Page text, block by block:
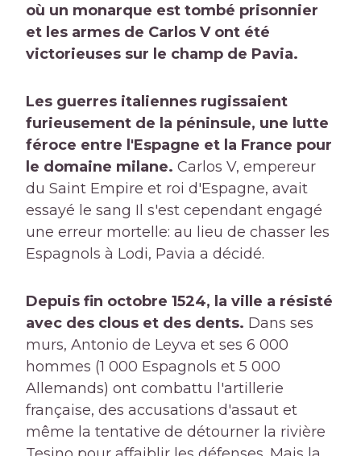
où un monarque est tombé prisonnier
et les armes de Carlos V ont été
victorieuses sur le champ de Pavia.
Les guerres italiennes rugissaient
furieusement de la péninsule, une lutte
féroce entre l'Espagne et la France pour
le domaine milane. Carlos V, empereur
du Saint Empire et roi d'Espagne, avait
essayé le sang Il s'est cependant engagé
une erreur mortelle: au lieu de chasser les
Espagnols à Lodi, Pavia a décidé.
Depuis fin octobre 1524, la ville a résisté
avec des clous et des dents. Dans ses
murs, Antonio de Leyva et ses 6 000
hommes (1 000 Espagnols et 5 000
Allemands) ont combattu l'artillerie
française, des accusations d'assaut et
même la tentative de détourner la rivière